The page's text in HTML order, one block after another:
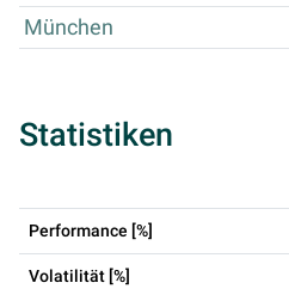
München
Statistiken
Performance [%]
Volatilität [%]